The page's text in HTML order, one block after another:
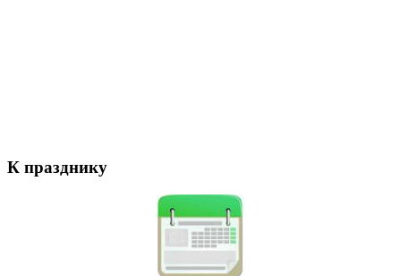
К празднику